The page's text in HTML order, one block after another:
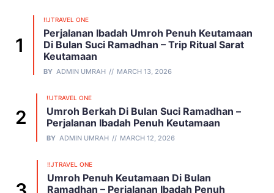
!!JTRAVEL ONE
Perjalanan Ibadah Umroh Penuh Keutamaan
Di Bulan Suci Ramadhan – Trip Ritual Sarat
Keutamaan
BY ADMIN UMRAH MARCH 13, 2026
!!JTRAVEL ONE
Umroh Berkah Di Bulan Suci Ramadhan –
Perjalanan Ibadah Penuh Keutamaan
BY ADMIN UMRAH MARCH 12, 2026
!!JTRAVEL ONE
Umroh Penuh Keutamaan Di Bulan
Ramadhan – Perjalanan Ibadah Penuh